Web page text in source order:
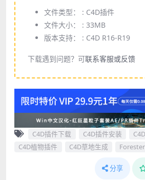
文件类型： : C4D插件
文件大小： : 33MB
版本支持： : C4D R16-R19
下载遇到问题？可联系客服或反馈
C4D插件下载 C4D插件安装
C4D植物插件
C4D草地生成 Forester
分享